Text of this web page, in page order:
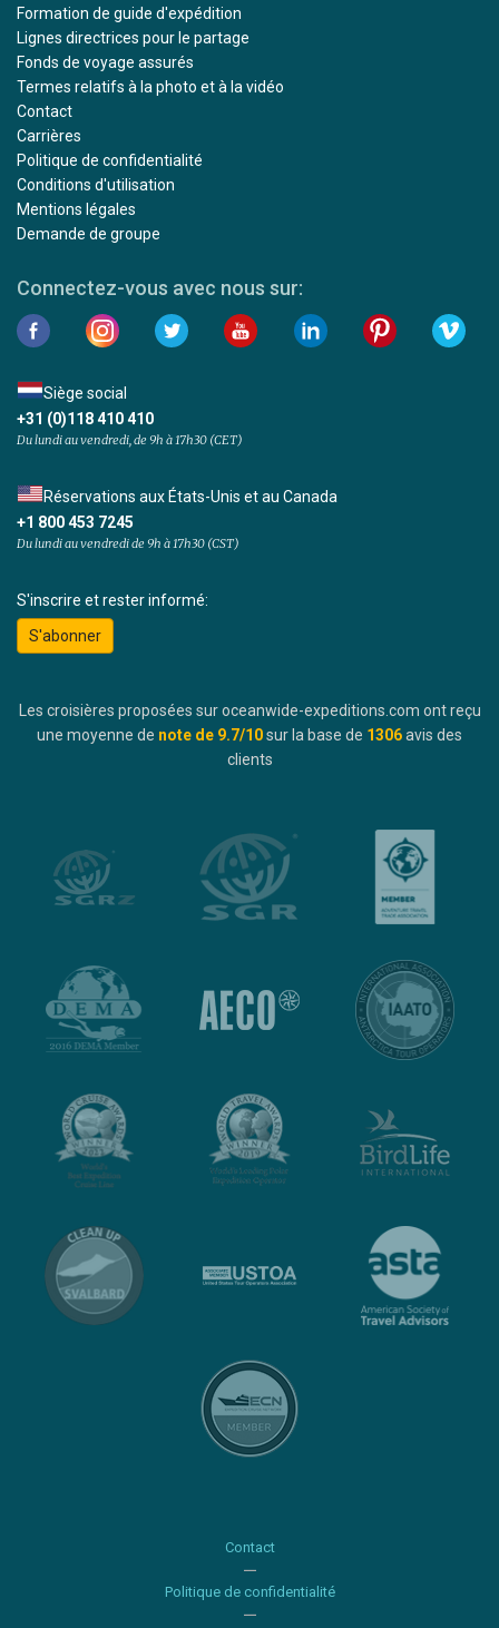
Formation de guide d'expédition
Lignes directrices pour le partage
Fonds de voyage assurés
Termes relatifs à la photo et à la vidéo
Contact
Carrières
Politique de confidentialité
Conditions d'utilisation
Mentions légales
Demande de groupe
Connectez-vous avec nous sur:
Siège social
+31 (0)118 410 410
Du lundi au vendredi, de 9h à 17h30 (CET)
Réservations aux États-Unis et au Canada
+1 800 453 7245
Du lundi au vendredi de 9h à 17h30 (CST)
S'inscrire et rester informé:
S'abonner
Les croisières proposées sur oceanwide-expeditions.com ont reçu
une moyenne de note de 9.7/10sur la base de 1306avis des
clients
Contact
Politique de confidentialité